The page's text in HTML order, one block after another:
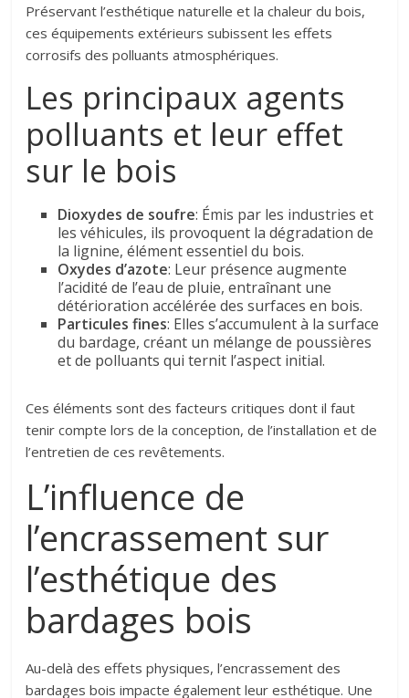
Préservant l’esthétique naturelle et la chaleur du bois,
ces équipements extérieurs subissent les effets
corrosifs des polluants atmosphériques.
Les principaux agents
polluants et leur effet
sur le bois
Dioxydes de soufre: Émis par les industries et
les véhicules, ils provoquent la dégradation de
la lignine, élément essentiel du bois.
Oxydes d’azote: Leur présence augmente
l’acidité de l’eau de pluie, entraînant une
détérioration accélérée des surfaces en bois.
Particules fines: Elles s’accumulent à la surface
du bardage, créant un mélange de poussières
et de polluants qui ternit l’aspect initial.
Ces éléments sont des facteurs critiques dont il faut
tenir compte lors de la conception, de l’installation et de
l’entretien de ces revêtements.
L’influence de
l’encrassement sur
l’esthétique des
bardages bois
Au-delà des effets physiques, l’encrassement des
bardages bois impacte également leur esthétique. Une